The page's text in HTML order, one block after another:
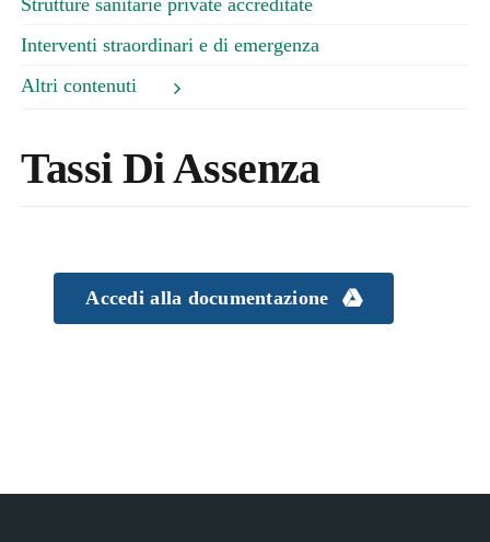
Strutture sanitarie private accreditate
Interventi straordinari e di emergenza
Altri contenuti
Tassi Di Assenza
Accedi alla documentazione